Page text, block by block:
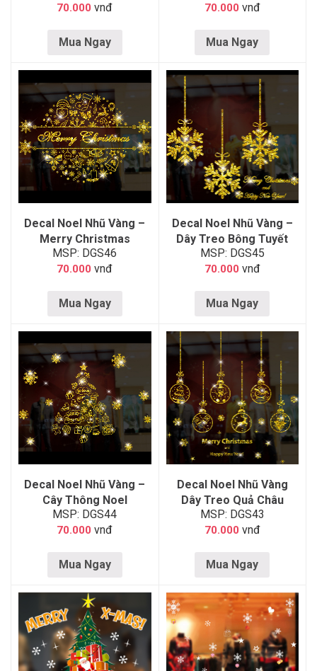
70.000 vnđ
Mua Ngay
70.000 vnđ
Mua Ngay
Decal Noel Nhũ Vàng –
Merry Christmas
MSP: DGS46
70.000 vnđ
Mua Ngay
Decal Noel Nhũ Vàng –
Dây Treo Bông Tuyết
MSP: DGS45
70.000 vnđ
Mua Ngay
Decal Noel Nhũ Vàng –
Cây Thông Noel
MSP: DGS44
70.000 vnđ
Mua Ngay
Decal Noel Nhũ Vàng
Dây Treo Quả Châu
MSP: DGS43
70.000 vnđ
Mua Ngay